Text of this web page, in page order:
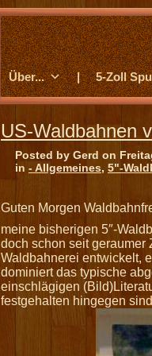
Über... | 5-Zoll
US-Waldbahnen
Posted by Gerd on
in - Allgemeines, 5"-
Guten Morgen
meine bisherigen 5″-
doch schon seit geraumer
Waldbahnerei entwickelt,
dominiert das typische
einschlägigen
festgehalten hingegen